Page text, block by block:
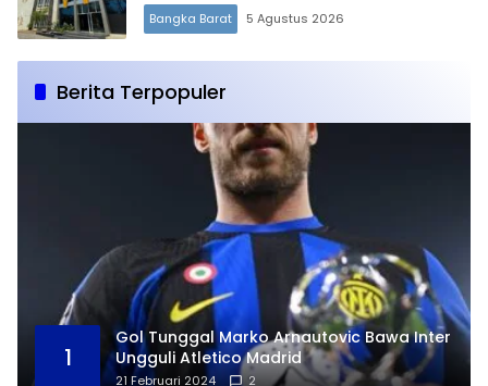
Bangka Barat 5 Agustus 2026
Berita Terpopuler
1
Gol Tunggal Marko Arnautovic Bawa Inter
Ungguli Atletico Madrid
21 Februari 2024 2